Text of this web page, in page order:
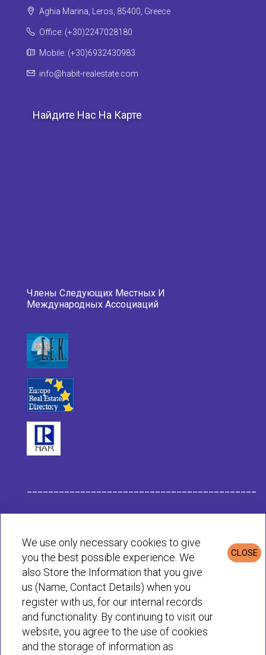
Aghia Marina, Leros, 85400, Greece
Office: (+30)2247028180
Mobile: (+30)6932430983
info@habit-realestate.com
Найдите Нас На Карте
Члены Следующих Местных И
Международных Ассоциаций
Политика конфиденциальности и cookie
© Habit 2001-2025 All rights reserved
CLOSE
We use only necessary cookies to give
you the best possible experience. We
also Store the Information that you give
us (Name, Contact Details) when you
register with us, for our internal records
and functionality. By continuing to visit our
website, you agree to the use of cookies
and the storage of information as